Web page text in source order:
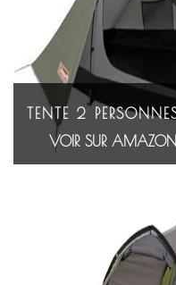
TENTE 2
VOIR SUR AMAZON